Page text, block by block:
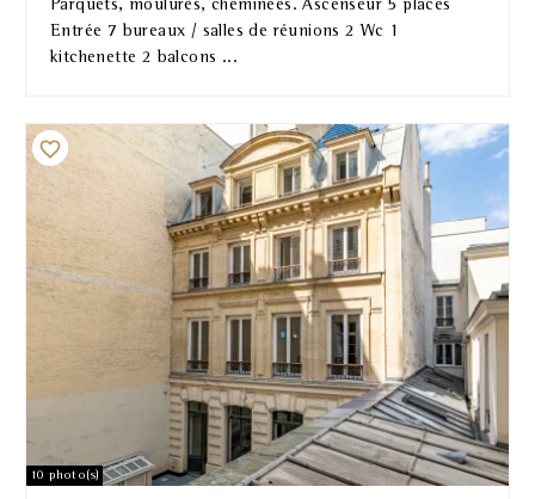
Parquets, moulures, cheminées. Ascenseur 5 places
Entrée 7 bureaux / salles de réunions 2 Wc 1
kitchenette 2 balcons ...
10 photo(s)